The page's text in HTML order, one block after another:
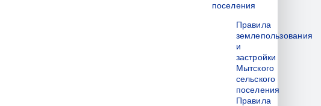
поселения
Правила
землепользования
и
застройки
Мытского
сельского
поселения
Правила